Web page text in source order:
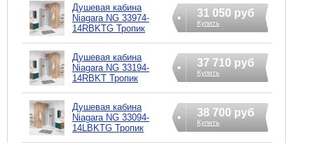
Душевая кабина
Niagara NG 33974-
14RBKTG Тропик
31 050 руб
Купить
Душевая кабина
Niagara NG 33194-
14RBKT Тропик
37 710 руб
Купить
Душевая кабина
Niagara NG 33094-
14LBKTG Тропик
38 700 руб
Купить